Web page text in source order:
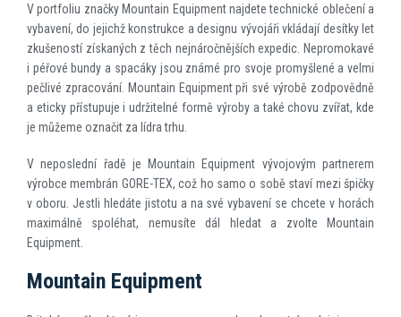
V portfoliu značky Mountain Equipment najdete technické oblečení a
vybavení, do jejichž konstrukce a designu vývojáři vkládají desítky let
zkušeností získaných z těch nejnáročnějších expedic. Nepromokavé
i péřové bundy a spacáky jsou známé pro svoje promyšlené a velmi
pečlivé zpracování. Mountain Equipment při své výrobě zodpovědně
a eticky přístupuje i udržitelné formě výroby a také chovu zvířat, kde
je můžeme označit za lídra trhu.
V neposlední řadě je Mountain Equipment vývojovým partnerem
výrobce membrán GORE-TEX, což ho samo o sobě staví mezi špičky
v oboru. Jestli hledáte jistotu a na své vybavení se chcete v horách
maximálně spoléhat, nemusíte dál hledat a zvolte Mountain
Equipment.
Mountain Equipment